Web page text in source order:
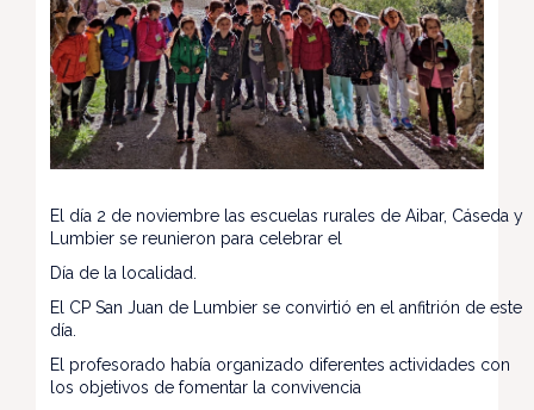
El día 2 de noviembre las escuelas rurales de Aibar, Cáseda y
Lumbier se reunieron para celebrar el
Día de la localidad.
El CP San Juan de Lumbier se convirtió en el anfitrión de este
día.
El profesorado había organizado diferentes actividades con
los objetivos de fomentar la convivencia